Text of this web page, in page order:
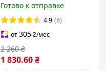
кошек
Готово к отправке
4.9 (8)
от305₴/мес
1 830.60₴
2 260 ₴